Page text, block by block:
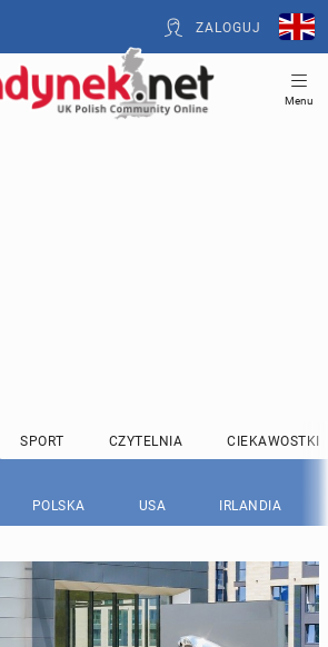
ZALOGUJ
Menu
SPORT CZYTELNIA CIEKAWOSTKI
POLSKA USA IRLANDIA